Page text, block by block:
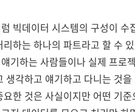
빅데이터 시스템의 구성이
하는 하나의 파트라고 할 수
기하는 사람들이나 실제 프로
생각하고 얘기하고 다니는 것
한 것은 사실이지만 어떤 기